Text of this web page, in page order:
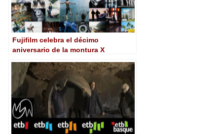
Fujifilm celebra el décimo
aniversario de la montura X